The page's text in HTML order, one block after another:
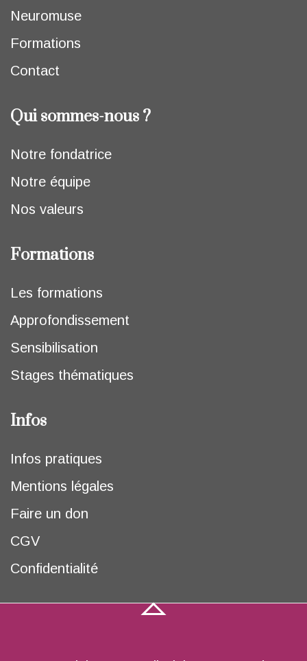
Neuromuse
Formations
Contact
Qui sommes-nous ?
Notre fondatrice
Notre équipe
Nos valeurs
Formations
Les formations
Approfondissement
Sensibilisation
Stages thématiques
Infos
Infos pratiques
Mentions légales
Faire un don
CGV
Confidentialité